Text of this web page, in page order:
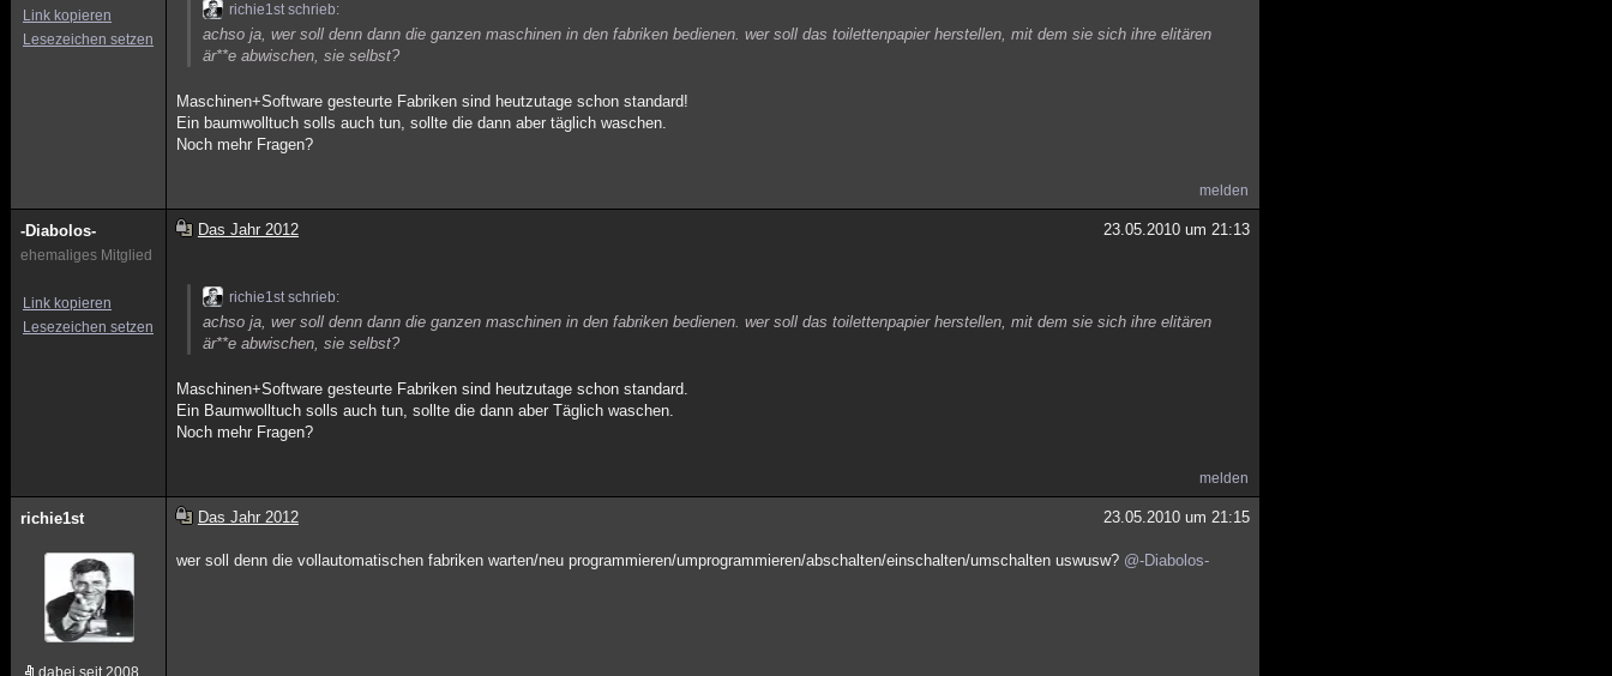
Link kopieren
Lesezeichen setzen
richie1st schrieb:
achso ja, wer soll denn dann die ganzen maschinen in den fabriken bedienen. wer soll das toilettenpapier herstellen, mit dem sie sich ihre elitären
är**e abwischen, sie selbst?
Maschinen+Software gesteurte Fabriken sind heutzutage schon standard!
Ein baumwolltuch solls auch tun, sollte die dann aber täglich waschen.
Noch mehr Fragen?
melden
-Diabolos-
ehemaliges Mitglied
Link kopieren
Lesezeichen setzen
Das Jahr 2012 23.05.2010 um 21:13
richie1st schrieb:
achso ja, wer soll denn dann die ganzen maschinen in den fabriken bedienen. wer soll das toilettenpapier herstellen, mit dem sie sich ihre elitären
är**e abwischen, sie selbst?
Maschinen+Software gesteurte Fabriken sind heutzutage schon standard.
Ein Baumwolltuch solls auch tun, sollte die dann aber Täglich waschen.
Noch mehr Fragen?
melden
richie1st
dabei seit 2008
Das Jahr 2012 23.05.2010 um 21:15
wer soll denn die vollautomatischen fabriken warten/neu programmieren/umprogrammieren/abschalten/einschalten/umschalten uswusw? @-Diabolos-